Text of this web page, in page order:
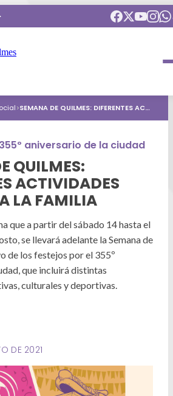
> SEMANA DE QUILMES: DIFERENTES ACTIVIDADES PARA TODA LA FAMILIA
aniversario de la ciudad
QUILMES:
ACTIVIDADES
LA FAMILIA
que a partir del sábado 14 hasta el
se llevará adelante la Semana de
de los festejos por el 355º
que incluirá distintas
culturales y deportivas.
DE 2021